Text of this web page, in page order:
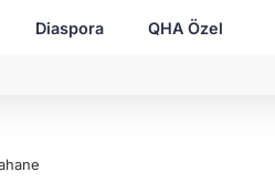
Diaspora QHA Özel